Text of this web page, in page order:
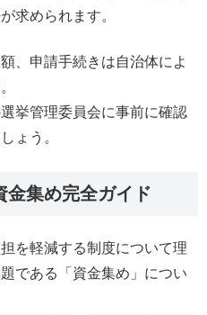
求められます。
、申請手続きは自治体によ
挙管理委員会に事前に確認
ょう。
金集め完全ガイド
を軽減する制度について理
である「資金集め」につい